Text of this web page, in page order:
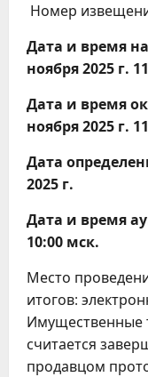
Номер
Дата и время
ноября 2025 г.
Дата и время
ноября 2025 г.
Дата
2025 г.
Дата и время
10:00 мск.
Место
итогов:
Имущественные
считается
продавцом